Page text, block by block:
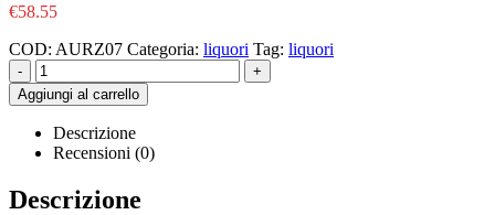
€58.55
COD: AURZ07 Categoria: liquori Tag: liquori
-
+
Aggiungi al carrello
Descrizione
Recensioni (0)
Descrizione